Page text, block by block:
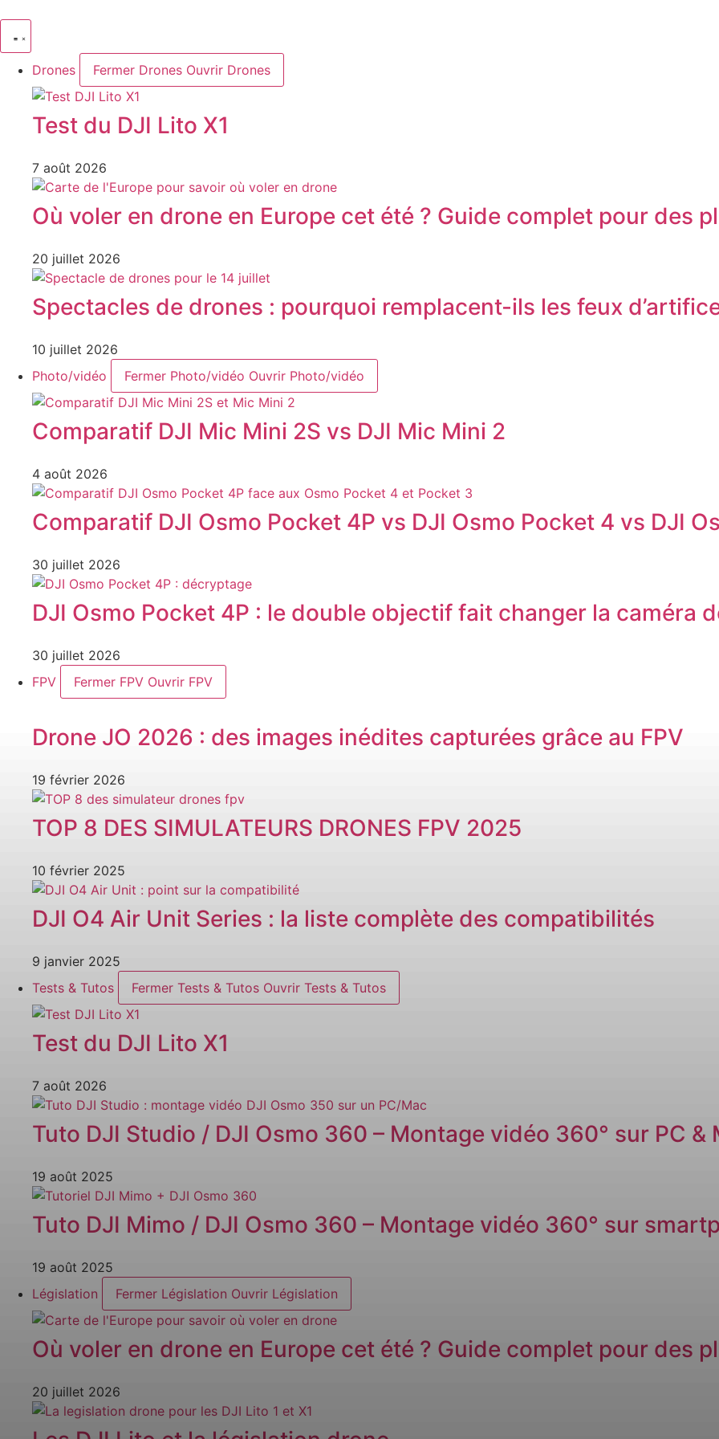
contenu
Drones
Fermer Drones Ouvrir Drones
Test du DJI Lito X1
7 août 2026
Où voler en drone en Europe cet été ? Guide complet pour des
20 juillet 2026
Spectacles de drones : pourquoi remplacent-ils les feux
10 juillet 2026
Photo/vidéo
Fermer Photo/vidéo Ouvrir Photo/vidéo
Comparatif DJI Mic Mini 2S vs DJI Mic Mini 2
4 août 2026
Comparatif DJI Osmo Pocket 4P vs DJI Osmo Pocket 4 vs DJI
30 juillet 2026
DJI Osmo Pocket 4P : le double objectif fait changer la caméra
30 juillet 2026
FPV
Fermer FPV Ouvrir FPV
Drone JO 2026 : des images inédites capturées grâce au FPV
19 février 2026
TOP 8 DES SIMULATEURS DRONES FPV 2025
10 février 2025
DJI O4 Air Unit Series : la liste complète des compatibilités
9 janvier 2025
Tests & Tutos
Fermer Tests & Tutos Ouvrir Tests & Tutos
Test du DJI Lito X1
7 août 2026
Tuto DJI Studio / DJI Osmo 360 – Montage vidéo 360° sur PC &
19 août 2025
Tuto DJI Mimo / DJI Osmo 360 – Montage vidéo 360° sur
19 août 2025
Législation
Fermer Législation Ouvrir Législation
Où voler en drone en Europe cet été ? Guide complet pour des
20 juillet 2026